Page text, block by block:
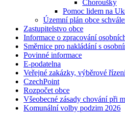
Choroušky
Pomoc lidem na
Územní plán obce
Zastupitelstvo obce
Informace o zpracování
Směrnice pro nakládání s
Povinné informace
E-podatelna
Veřejné zakázky, výběrové
CzechPoint
Rozpočet obce
Všeobecné zásady chování při
Komunální volby podzim 2026